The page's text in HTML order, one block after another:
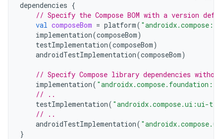
dependencies {
// Specify the Compose BOM with a version
val composeBom = platform(
implementation(composeBom)
testImplementation(composeBom)
androidTestImplementation(composeBom)
// Specify Compose library dependencies
implementation(
// ..
testImplementation( "androidx.compose.ui:ui-
// ..
androidTestImplementation(
}